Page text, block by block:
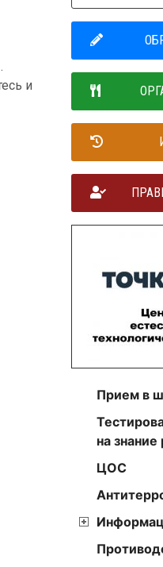
и
Прием в
на знание
ЦОС